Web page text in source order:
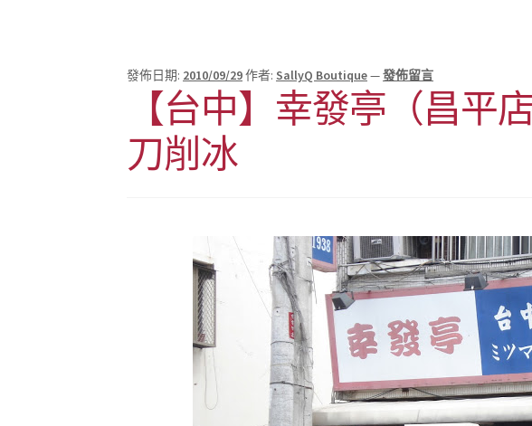
發佈日期: 2010/09/29作者: SallyQ Boutique—發佈留言
【台中】幸發亭（昌平
刀削冰